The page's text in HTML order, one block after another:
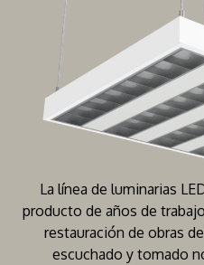
La línea de luminarias
producto de años de
restauración de obras
escuchado y tomado